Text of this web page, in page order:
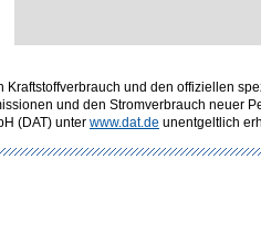
Kraftstoffverbrauch und den offiziellen
und den Stromverbrauch neuer
(DAT) unter www.dat.de unentgeltlich